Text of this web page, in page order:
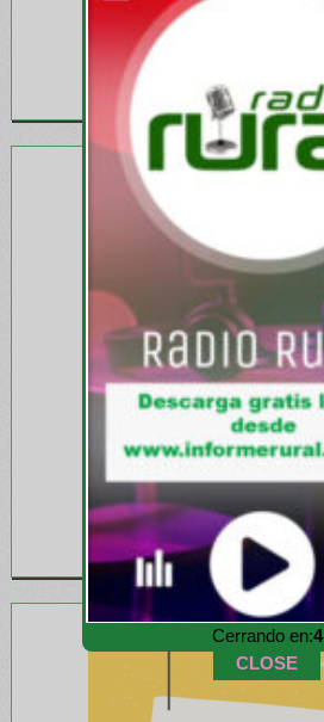
Cerrando en:3
CLOSE